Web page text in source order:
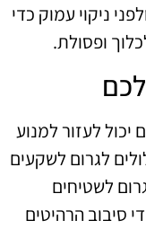
ניקוי עמוק כדי
ופסולת.
לעזור למנוע
לגרום לשקעים
לשטיחים
סיבוב הרהיטים